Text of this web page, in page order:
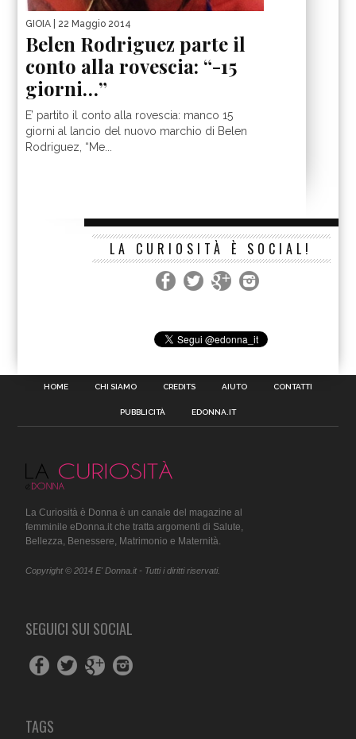
GIOIA | 22 Maggio 2014
Belen Rodriguez parte il
conto alla rovescia: “-15
giorni…”
E’ partito il conto alla rovescia: manco 15
giorni al lancio del nuovo marchio di Belen
Rodriguez, “Me...
LA CURIOSITÀ È SOCIAL!
HOME CHI SIAMO CREDITS AIUTO CONTATTI
PUBBLICITÀ EDONNA.IT
La Curiosità è Donna è un canale del magazine al
femminile eDonna.it che tratta argomenti di Salute,
Bellezza, Benessere, Matrimonio e Maternità.
Copyright © 2014 E' Donna.it - Tutti i diritti riservati.
SEGUICI SUI SOCIAL
TAGS